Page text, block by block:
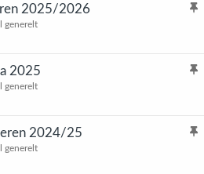
K
t
2025/2026
generelt
K
t
2025
generelt
K
2024/25
generelt